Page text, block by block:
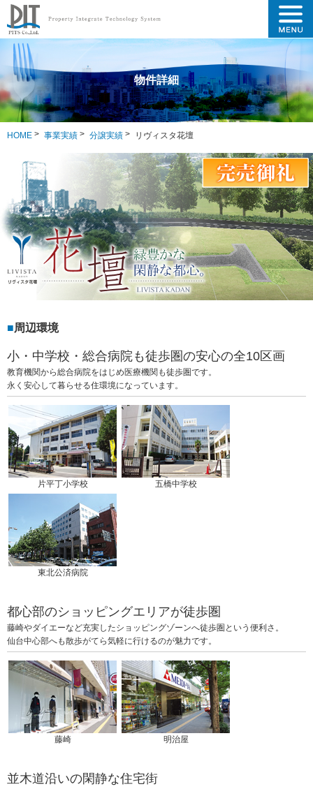
物件詳細
HOME 事業実績 分譲実績 リヴィスタ花壇
周辺環境
小・中学校・総合病院も徒歩圏の安心の全10区画
教育機関から総合病院をはじめ医療機関も徒歩圏です。
永く安心して暮らせる住環境になっています。
片平丁小学校 五橋中学校
東北公済病院
都心部のショッピングエリアが徒歩圏
藤崎やダイエーなど充実したショッピングゾーンへ徒歩圏という便利さ。
仙台中心部へも散歩がてら気軽に行けるのが魅力です。
藤崎 明治屋
並木道沿いの閑静な住宅街